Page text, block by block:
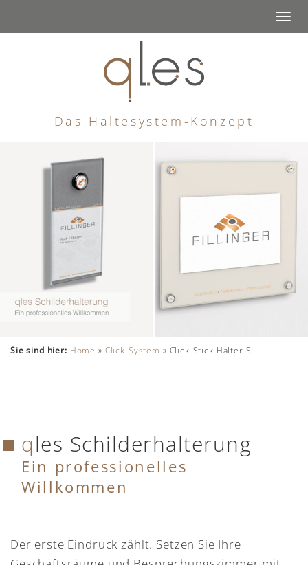
Das Haltesystem-Konzept
Sie sind hier: Home » Click-System » Click-Stick Halter S
qles Schilderhalterung
Ein professionelles
Willkommen
Der erste Eindruck zählt. Setzen Sie Ihre